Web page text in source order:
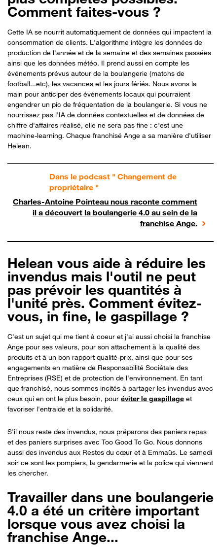
Comment faites-vous ?
Cette IA se nourrit automatiquement de données qui impactent la
consommation de clients. L'algorithme intègre les données de
production de l'année et de la semaine et des semaines passées
ainsi que les données météo. Il prend aussi en compte les
événements prévus autour de la boulangerie (matchs de
football...etc), les vacances et les jours fériés. Nous avons la
main pour anticiper des événements locaux qui pourraient
engendrer un pic de fréquentation de la boulangerie. Si vous ne
nourrissez pas l'IA de données contextuelles et de données de
chiffre d'affaires réalisé, elle ne sera pas fine : c'est une
machine-learning. Chaque franchisé Ange a sa manière d'utiliser
Helean.
Dans le podcast " Changement de
propriétaire "
Charles-Antoine Pointeau nous raconte comment
il a découvert la boulangerie 4.0 au sein de la
franchise Ange.
Helean vous aide à réduire les
invendus mais l'outil ne peut
pas prévoir les quantités à
l'unité près. Comment évitez-
vous, in fine, le gaspillage ?
C'est un sujet qui me tient à coeur et j'ai aussi choisi la franchise
Ange pour ses valeurs, pour son attachement à la qualité des
produits et à un bon rapport qualité-prix, ainsi que pour ses
engagements en matière de Responsabilité Sociétale des
Entreprises (RSE) et de protection de l'environnement. En tant
que franchisé, nous sommes incités à partager les invendus avec
ceux qui en ont le plus besoin, pour éviter le gaspillage et
favoriser l'entraide et la solidarité.
S'il nous reste des invendus, nous préparons des paniers repas
et des paniers surprises avec Too Good To Go. Nous donnons
aussi des invendus aux Restos du cœur et à Emmaüs. Le samedi
soir ce sont les pompiers, la gendarmerie et la police qui viennent
les chercher.
Travailler dans une boulangerie
4.0 a été un critère important
lorsque vous avez choisi la
franchise Ange...